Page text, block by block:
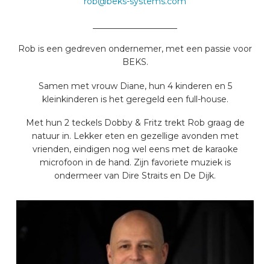
Rob is een gedreven ondernemer, met een passie voor
BEKS.
Samen met vrouw Diane, hun 4 kinderen en 5
kleinkinderen is het geregeld een full-house.
Met hun 2 teckels Dobby & Fritz trekt Rob graag de
natuur in. Lekker eten en gezellige avonden met
vrienden, eindigen nog wel eens met de karaoke
microfoon in de hand. Zijn favoriete muziek is
ondermeer van Dire Straits en De Dijk.